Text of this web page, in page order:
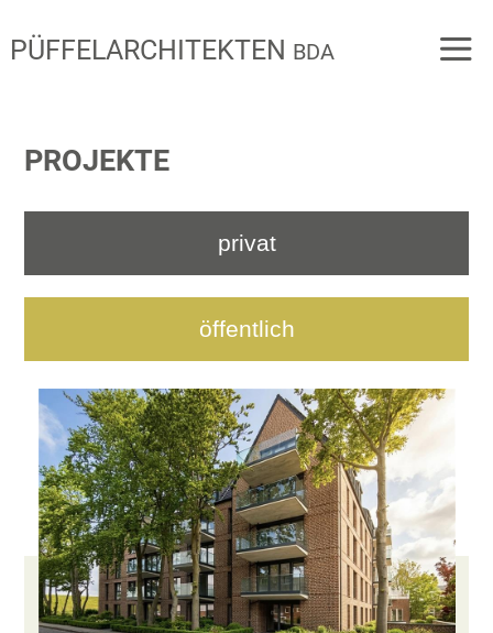
PÜFFELARCHITEKTEN BDA
PROJEKTE
privat
öffentlich